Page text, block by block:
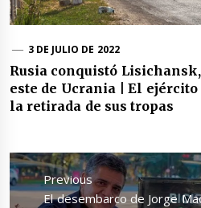
3 DE JULIO DE 2022
Rusia conquistó
este de Ucrania | El
la retirada de sus tropas
Navegación
de
entradas
Previous
Previous
El desembarco de Jorge